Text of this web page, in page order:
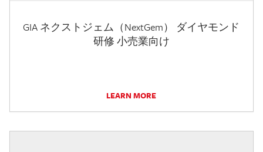
GIA ネクストジェム（NextGem） ダイヤモンド
研修 小売業向け
LEARN MORE